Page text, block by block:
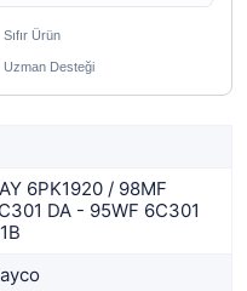
Sıfır Ürün
Uzman Desteği
6PK1920 / 98MF
DA - 95WF 6C301